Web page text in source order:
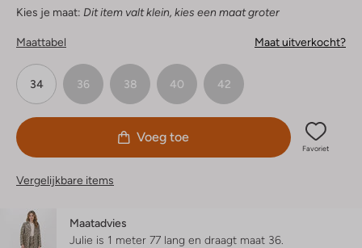
Kies je maat: Dit item valt klein, kies een maat groter
Maattabel Maat uitverkocht?
34 36 38 40 42
Voeg toe
Favoriet
Vergelijkbare items
Maatadvies
Julie is 1 meter 77 lang en draagt maat 36.